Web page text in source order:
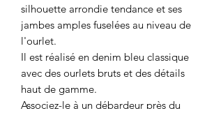
silhouette arrondie tendance et ses
jambes amples fuselées au niveau de
l'ourlet.
Il est réalisé en denim bleu classique
avec des ourlets bruts et des détails
haut de gamme.
Associez-le à un débardeur près du